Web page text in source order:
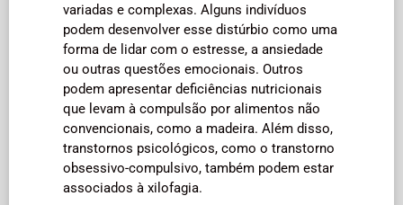
variadas e complexas. Alguns indivíduos
podem desenvolver esse distúrbio como uma
forma de lidar com o estresse, a ansiedade
ou outras questões emocionais. Outros
podem apresentar deficiências nutricionais
que levam à compulsão por alimentos não
convencionais, como a madeira. Além disso,
transtornos psicológicos, como o transtorno
obsessivo-compulsivo, também podem estar
associados à xilofagia.